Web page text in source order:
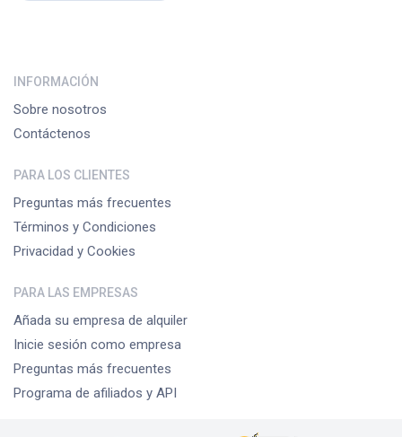
INFORMACIÓN
Sobre nosotros
Contáctenos
PARA LOS CLIENTES
Preguntas más frecuentes
Términos y Condiciones
Privacidad y Cookies
PARA LAS EMPRESAS
Añada su empresa de alquiler
Inicie sesión como empresa
Preguntas más frecuentes
Programa de afiliados y API